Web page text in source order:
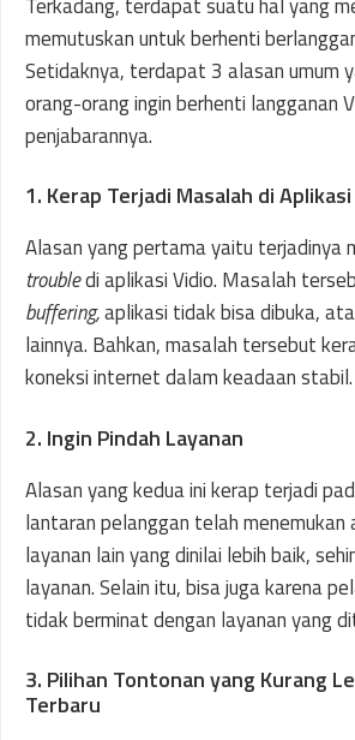
memutuskan untuk berhenti
Setidaknya, terdapat 3 alasan umum
orang-orang ingin berhenti langganan
penjabarannya.
1. Kerap Terjadi Masalah di
Alasan yang pertama yaitu terjadinya
troubledi aplikasi Vidio. Masalah
buffering,aplikasi tidak bisa dibuka,
lainnya. Bahkan, masalah tersebut
koneksi internet dalam keadaan stabil.
2. Ingin Pindah Layanan
Alasan yang kedua ini kerap terjadi
lantaran pelanggan telah menemukan
layanan lain yang dinilai lebih baik,
layanan. Selain itu, bisa juga karena
tidak berminat dengan layanan yang
3. Pilihan Tontonan yang Kurang
Terbaru